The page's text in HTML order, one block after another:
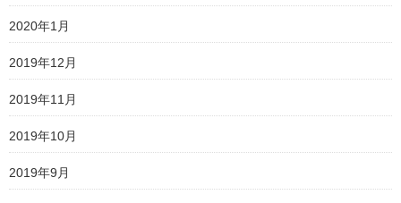
2020年1月
2019年12月
2019年11月
2019年10月
2019年9月